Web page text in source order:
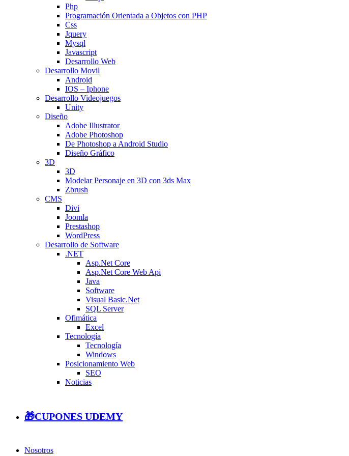
Php
Programación Orientada a Objetos con PHP
Css
Jquery
Mysql
Javascript
Desarrollo Web
Desarrollo Movil
Android
IOS – Iphone
Desarrollo Videojuegos
Unity
Diseño
Adobe Illustrator
Adobe Photoshop
De Photoshop a Android Studio
Diseño Gráfico
3D
3D
Modelar Personaje en 3D con 3ds Max
Zbrush
CMS
Divi
Joomla
Prestashop
WordPress
Desarrollo de Software
.NET
Asp.Net Core
Asp.Net Core Web Api
Java
Software
Visual Basic.Net
SQL Server
Ofimática
Excel
Tecnología
Tecnología
Windows
Posicionamiento Web
SEO
Noticias
🎁CUPONES UDEMY
Nosotros